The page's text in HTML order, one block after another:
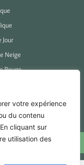
votre expérience
du contenu
cliquant sur
utilisation des
Jour
Neige
Rouge